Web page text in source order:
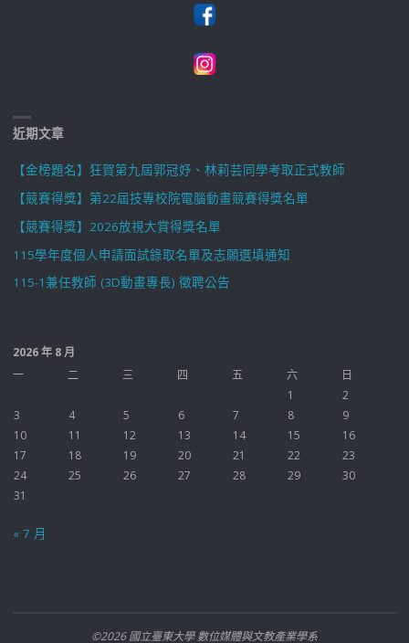
近期文章
【金榜題名】狂賀第九屆郭冠妤、林莉芸同學考取正式教師
【競賽得獎】第22屆技專校院電腦動畫競賽得獎名單
【競賽得獎】2026放視大賞得獎名單
115學年度個人申請面試錄取名單及志願選填通知
115-1兼任教師 (3D動畫專長) 徵聘公告
2026 年 8 月
一
二 三 四 五 六
日
1
2
3
4 5 6 7 8
9
10
11 12 13 14 15
16
17
18 19 20 21 22
23
24
25 26 27 28 29
30
31
« 7 月
©2026 國立臺東大學 數位媒體與文教產業學系